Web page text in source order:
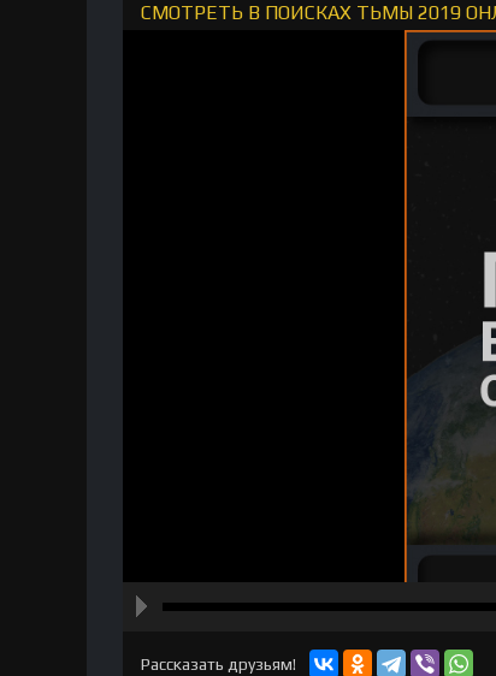
СМОТРЕТЬ В ПОИСКАХ ТЬМЫ 2019
Рассказать друзьям!